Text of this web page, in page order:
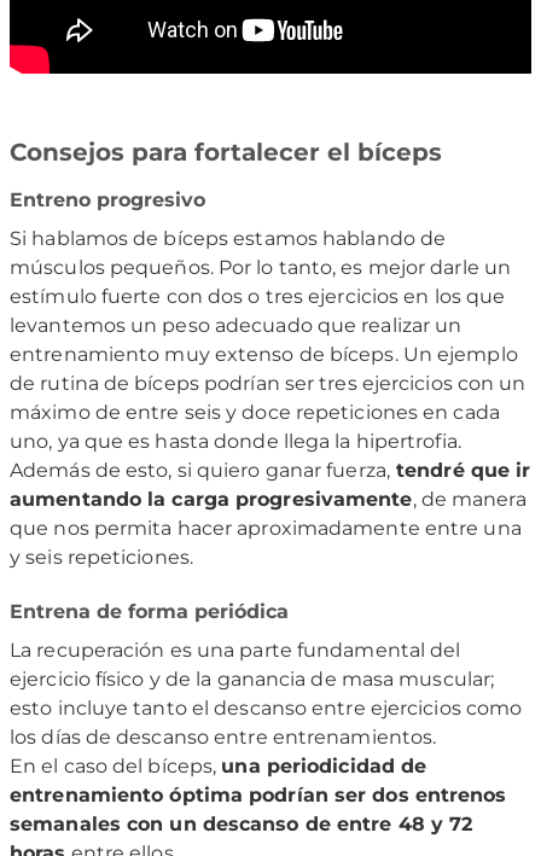
Consejos para fortalecer el bíceps
Entreno progresivo
Si hablamos de bíceps estamos hablando de
músculos pequeños. Por lo tanto, es mejor darle un
estímulo fuerte con dos o tres ejercicios en los que
levantemos un peso adecuado que realizar un
entrenamiento muy extenso de bíceps. Un ejemplo
de rutina de bíceps podrían ser tres ejercicios con un
máximo de entre seis y doce repeticiones en cada
uno, ya que es hasta donde llega la hipertrofia.
Además de esto, si quiero ganar fuerza,tendré que ir
aumentando la carga progresivamente, de manera
que nos permita hacer aproximadamente entre una
y seis repeticiones.
Entrena de forma periódica
La recuperación es una parte fundamental del
ejercicio físico y de la ganancia de masa muscular;
esto incluye tanto el descanso entre ejercicios como
los días de descanso entre entrenamientos.
En el caso del bíceps, una periodicidad de
entrenamiento óptima podrían ser dos entrenos
semanales con un descanso de entre 48 y 72